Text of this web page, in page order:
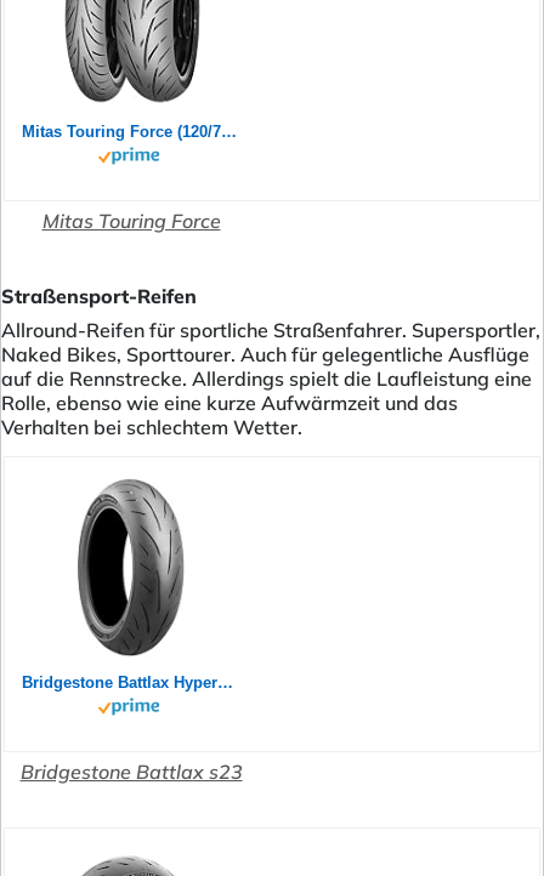
Mitas Touring Force (120/70ZR17 (58W) TL)
Mitas Touring Force
Straßensport-Reifen
Allround-Reifen für sportliche Straßenfahrer. Supersportler,
Naked Bikes, Sporttourer. Auch für gelegentliche Ausflüge
auf die Rennstrecke. Allerdings spielt die Laufleistung eine
Rolle, ebenso wie eine kurze Aufwärmzeit und das
Verhalten bei schlechtem Wetter.
Bridgestone Battlax Hypersport S23 Rear 180/55ZR17 73W TL 24758
Bridgestone Battlax s23